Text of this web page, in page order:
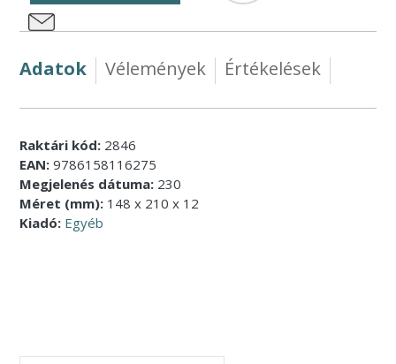
Adatok Vélemények Értékelések
Raktári kód: 2846
EAN: 9786158116275
Megjelenés dátuma: 230
Méret (mm): 148 x 210 x 12
Kiadó: Egyéb